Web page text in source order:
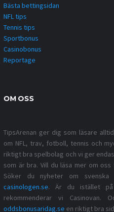
Bästa bettingsidan
NFL tips
Tennis tips
Sportbonus
Casinobonus
Reportage
OM OSS
TipsArenan ger dig som läsare
om NFL, trav, fotboll, tennis och
riktigt bra spelbolag och vi ger
som är bra. Vill du läsa mer om
Söker du nyheter om
casinologen.se. Är du istället
rekommenderar vi
oddsbonusaridag.se en riktigt bra